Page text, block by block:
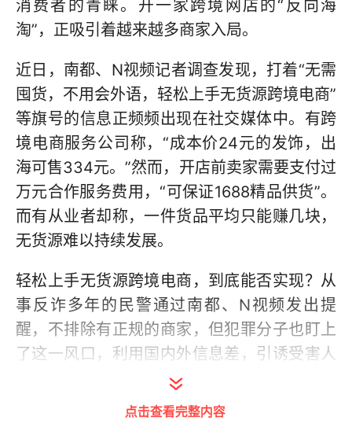
消费者的青睐。开一家跨境网店的“反向海
淘”，正吸引着越来越多商家入局。
近日，南都、N视频记者调查发现，打着“无需
囤货，不用会外语，轻松上手无货源跨境电商”
等旗号的信息正频频出现在社交媒体中。有跨
境电商服务公司称，“成本价24元的发饰，出
海可售334元。”然而，开店前卖家需要支付过
万元合作服务费用，“可保证1688精品供货”。
而有从业者却称，一件货品平均只能赚几块，
无货源难以持续发展。
轻松上手无货源跨境电商，到底能否实现？从
事反诈多年的民警通过南都、N视频发出提
醒，不排除有正规的商家，但犯罪分子也盯上
了这一风口，利用国内外信息差，引诱受害人
陷进新骗术，有人已被骗走18万元。
点击查看完整内容